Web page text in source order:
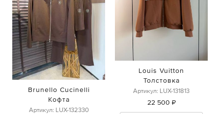
Brunello Cucinelli
Кофта
Артикул: LUX-132330
Louis Vuitton
Толстовка
Артикул: LUX-131813
22 500 ₽